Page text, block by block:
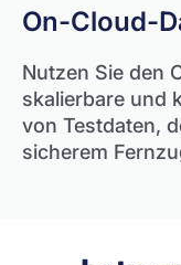
On-Cloud-
Nutzen Sie den
skalierbare und
von Testdaten,
sicherem